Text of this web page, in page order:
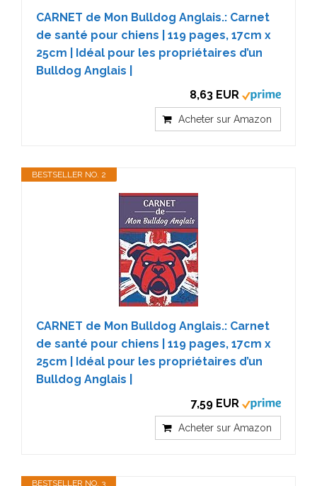
CARNET de Mon Bulldog Anglais.: Carnet
de santé pour chiens | 119 pages, 17cm x
25cm | Idéal pour les propriétaires d’un
Bulldog Anglais |
8,63 EUR
Acheter sur Amazon
BESTSELLER NO. 2
CARNET de Mon Bulldog Anglais.: Carnet
de santé pour chiens | 119 pages, 17cm x
25cm | Idéal pour les propriétaires d’un
Bulldog Anglais |
7,59 EUR
Acheter sur Amazon
BESTSELLER NO. 3